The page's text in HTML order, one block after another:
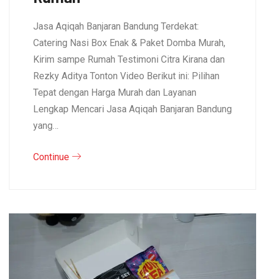
Jasa Aqiqah Banjaran Bandung Terdekat:
Catering Nasi Box Enak & Paket Domba Murah,
Kirim sampe Rumah Testimoni Citra Kirana dan
Rezky Aditya Tonton Video Berikut ini: Pilihan
Tepat dengan Harga Murah dan Layanan
Lengkap Mencari Jasa Aqiqah Banjaran Bandung
yang…
Continue